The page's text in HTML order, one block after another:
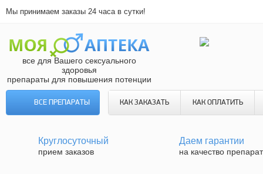
Мы принимаем заказы 24 часа в сутки!
все для Вашего сексуального
здоровья
препараты для повышения потенции
ВСЕ ПРЕПАРАТЫ КАК ЗАКАЗАТЬ КАК ОПЛАТИТЬ
Круглосуточный
прием заказов
Даем гарантии
на качество